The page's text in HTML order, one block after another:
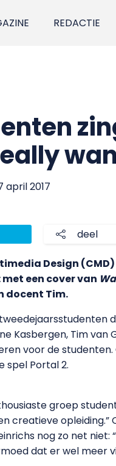
REDACTIE
april 2017
deel
Design
een cover van
docent Tim.
tweedejaarsstudenten
Kasbergen, Tim
voor de
spel Portal 2.
groep
creatieve
nog zo net
dat er wel meer